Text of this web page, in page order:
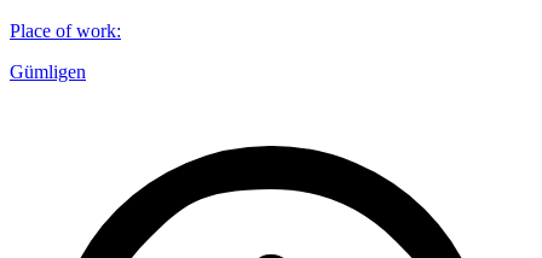
Place of work:
Gümligen